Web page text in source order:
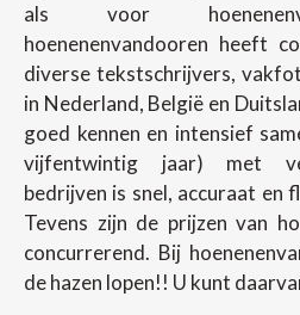
als voor
hoenenenvandooren heeft
diverse tekstschrijvers,
in Nederland, België en
goed kennen en intensief
vijfentwintig jaar) met
bedrijven is snel, accuraat en
Tevens zijn de prijzen van
concurrerend. Bij
de hazen lopen!! U kunt